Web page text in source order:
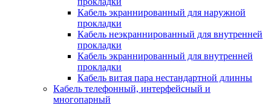
Кабель экраннированный для наружной
прокладки
Кабель неэкраннированный для внутренней
прокладки
Кабель экраннированный для внутренней
прокладки
Кабель витая пара нестандартной длинны
Кабель телефонный, интерфейсный и
многопарный